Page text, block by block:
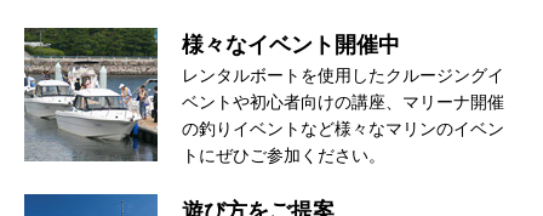
様々なイベント開催中
レンタルボートを使用したクルージングイ
ベントや初心者向けの講座、マリーナ開催
の釣りイベントなど様々なマリンのイベン
トにぜひご参加ください。
遊び方をご提案